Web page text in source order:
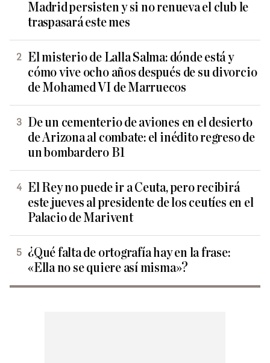
Madrid persisten y si no renueva el club le
traspasará este mes
El misterio de Lalla Salma: dónde está y
cómo vive ocho años después de su divorcio
de Mohamed VI de Marruecos
De un cementerio de aviones en el desierto
de Arizona al combate: el inédito regreso de
un bombardero B1
El Rey no puede ir a Ceuta, pero recibirá
este jueves al presidente de los ceutíes en el
Palacio de Marivent
¿Qué falta de ortografía hay en la frase:
«Ella no se quiere así misma»?